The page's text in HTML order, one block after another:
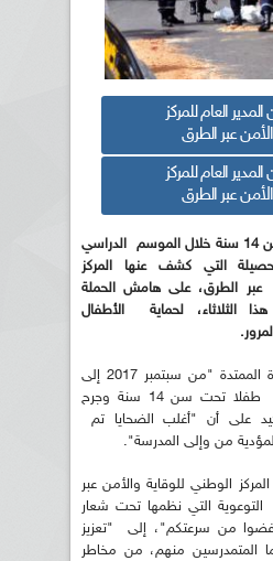
العام للمركز
عبر الطرق
العام للمركز
عبر الطرق
توفي 392 طفلا تحت سن 14 سنة خلال الموسم الدراسي
الحصيلة التي كشف عنها المركز
عبر الطرق، على هامش الحملة
الثلاثاء، لحماية الأطفال
وسجل المركز خلال الفترة الممتدة "من سبتمبر 2017 إلى
يونيو 2018، وفاة 392 طفلا تحت سن 14 سنة وجرح
على أن "أغلب الضحايا تم
من وإلى المدرسة".
الوطني للوقاية والأمن عبر
التي نظمها تحت شعار
من سرعتكم"، إلى "تعزيز
المتمدرسين منهم، من مخاطر